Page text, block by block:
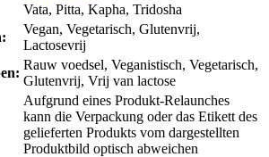
Vata, Pitta, Kapha, Tridosha
Vegan, Vegetarisch, Glutenvrij,
Lactosevrij
Rauw voedsel, Veganistisch, Vegetarisch,
Glutenvrij, Vrij van lactose
Aufgrund eines Produkt-Relaunches
kann die Verpackung oder das Etikett des
gelieferten Produkts vom dargestellten
Produktbild optisch abweichen